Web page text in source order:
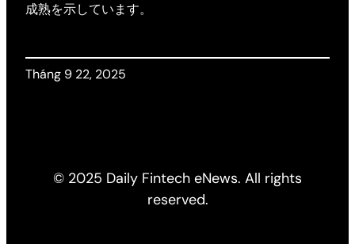
成熟を示しています。
Tháng 9 22, 2025
© 2025 Daily Fintech eNews. All rights
reserved.